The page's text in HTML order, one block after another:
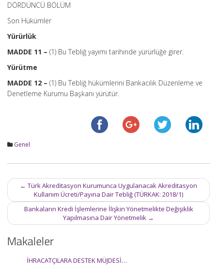
DÖRDÜNCÜ BÖLÜM
Son Hükümler
Yürürlük
MADDE 11 – (1) Bu Tebliğ yayımı tarihinde yürürlüğe girer.
Yürütme
MADDE 12 – (1) Bu Tebliğ hükümlerini Bankacılık Düzenleme ve
Denetleme Kurumu Başkanı yürütür.
Genel
Post
navigation
← Türk Akreditasyon Kurumunca Uygulanacak Akreditasyon
Kullanım Ücreti/Payına Dair Tebliğ (TÜRKAK: 2018/1)
Bankaların Kredi İşlemlerine İlişkin Yönetmelikte Değişiklik
Yapılmasına Dair Yönetmelik →
Makaleler
İHRACATÇILARA DESTEK MÜJDESİ…